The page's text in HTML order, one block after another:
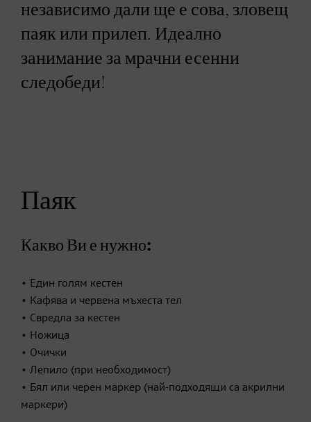
независимо дали ще е сова, зловещ
паяк или прилеп. Идеално
занимание за мрачни есенни
следобеди!
Паяк
Какво Ви е нужно:
• Един голям кестен
• Кафява и червена мъхеста тел
• Свредла за кестен
• Ножица
• Очички
• Лепило (при необходимост)
• Бял или черен маркер (най-подходящи са акрилни
маркери)